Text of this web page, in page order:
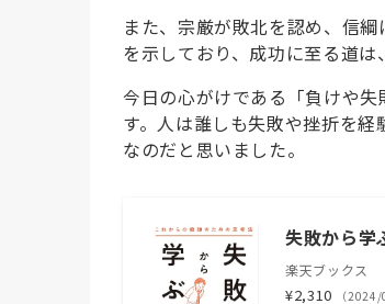
また、宗厳が敗北を認め、信
を示しており、成功に至る道
今日の心がけである「負けや
す。人は誰しも失敗や挫折を
なのだと思いました。
失敗から学
楽天ブックス
¥2,310 （